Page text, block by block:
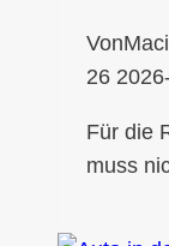
Von
26
Für die
muss